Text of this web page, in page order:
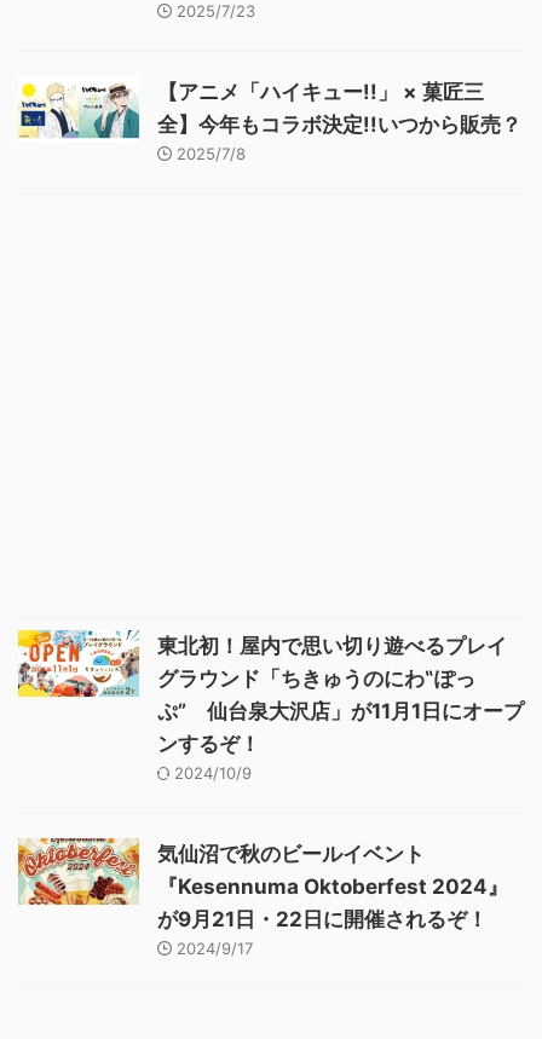
2025/7/23
【アニメ「ハイキュー!!」 × 菓匠三
全】今年もコラボ決定!!いつから販売？
2025/7/8
東北初！屋内で思い切り遊べるプレイ
グラウンド「ちきゅうのにわ‟ぽっ
ぷ” 仙台泉大沢店」が11月1日にオープ
ンするぞ！
2024/10/9
気仙沼で秋のビールイベント
『Kesennuma Oktoberfest 2024』
が9月21日・22日に開催されるぞ！
2024/9/17